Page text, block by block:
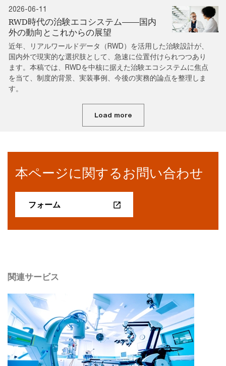
2026-06-11
RWD時代の治験エコシステム――国内
外の動向とこれからの展望
近年、リアルワールドデータ（RWD）を活用した治験設計が、
国内外で現実的な選択肢として、急速に位置付けられつつあり
ます。本稿では、RWDを中核に据えた治験エコシステムに焦点
を当て、制度的背景、実装事例、今後の実務的論点を整理しま
す。
Load more
本ページに関するお問い合わせ
フォーム
関連サービス